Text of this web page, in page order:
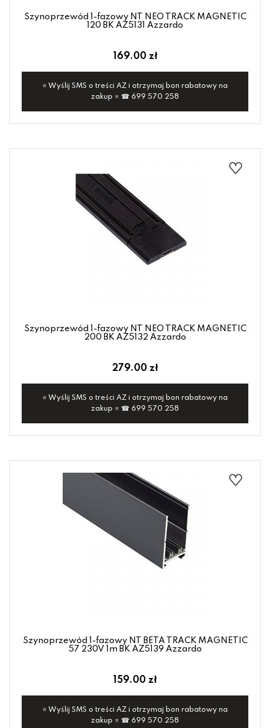
Szynoprzewód 1-fazowy NT NEO TRACK MAGNETIC
120 BK AZ5131 Azzardo
169.00 zł
⭐ Wyślij SMS o treści AZ i otrzymaj bon rabatowy na
zakup ⭐ ☎ 699 570 258
Szynoprzewód 1-fazowy NT NEO TRACK MAGNETIC
200 BK AZ5132 Azzardo
279.00 zł
⭐ Wyślij SMS o treści AZ i otrzymaj bon rabatowy na
zakup ⭐ ☎ 699 570 258
Szynoprzewód 1-fazowy NT BETA TRACK MAGNETIC
57 230V 1m BK AZ5139 Azzardo
159.00 zł
⭐ Wyślij SMS o treści AZ i otrzymaj bon rabatowy na
zakup ⭐ ☎ 699 570 258